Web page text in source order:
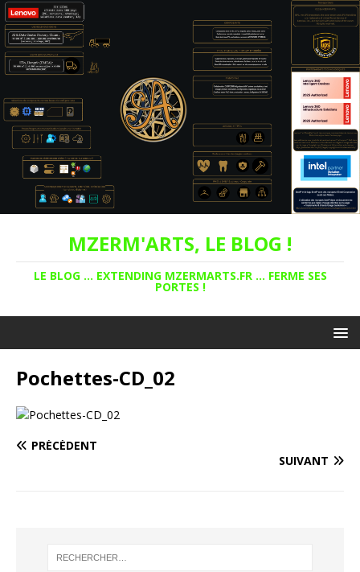
MZERM'ARTS, LE BLOG !
LE BLOG ... EXTENDING MZERMARTS.FR ... FERME SES
PORTES !
Pochettes-CD_02
PRÉCÉDENT
SUIVANT